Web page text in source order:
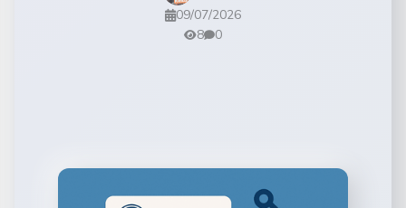
09/07/2026
8
0